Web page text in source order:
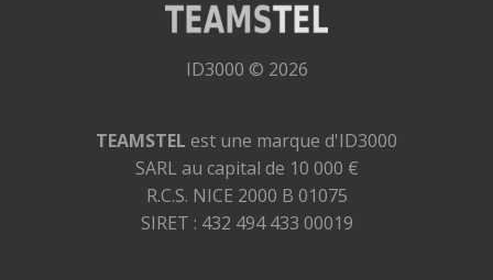
ID3000 © 2026
TEAMSTEL est une marque d'ID3000
SARL au capital de 10 000 €
R.C.S. NICE 2000 B 01075
SIRET : 432 494 433 00019